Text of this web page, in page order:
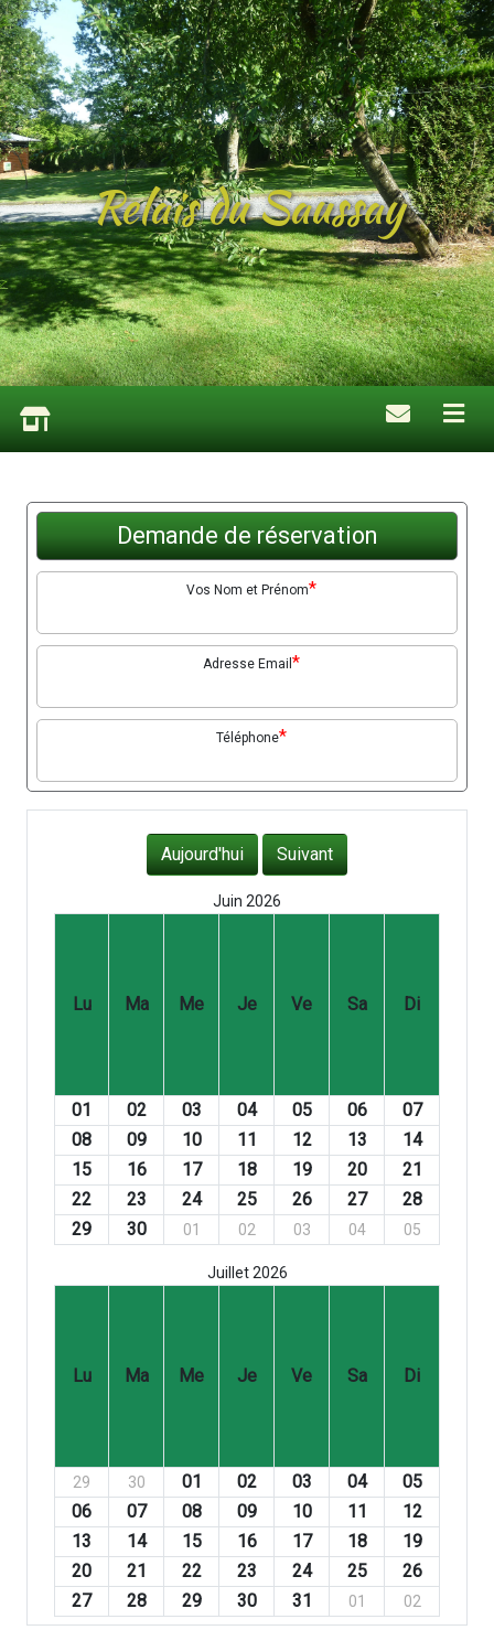
Relais du Saussay
Demande de réservation
Vos Nom et Prénom*
Adresse Email *
Téléphone*
Aujourd'hui Suivant
Juin 2026
Lu Ma Me Je Ve Sa Di
01 02 03 04 05 06
07
08
09 10 11 12 13
14
15
16 17 18 19 20
21
22
23 24 25 26 27
28
29
30 01 02 03 04 05
Juillet 2026
Lu Ma Me Je Ve Sa Di
29 30 01 02 03 04
05
06
07 08 09 10 11
12
13
14 15 16 17 18
19
20
21 22 23 24 25
26
27
28 29 30 31 01 02